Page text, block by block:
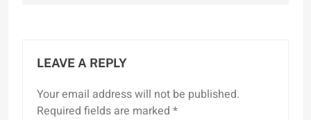
LEAVE A REPLY
Your email address will not be published.
Required fields are marked *